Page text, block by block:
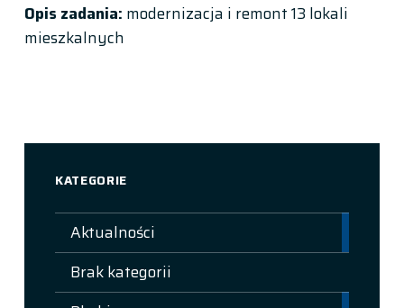
Opis zadania: modernizacja i remont 13 lokali
mieszkalnych
Skip back to main navigation
KATEGORIE
Aktualności
Brak kategorii